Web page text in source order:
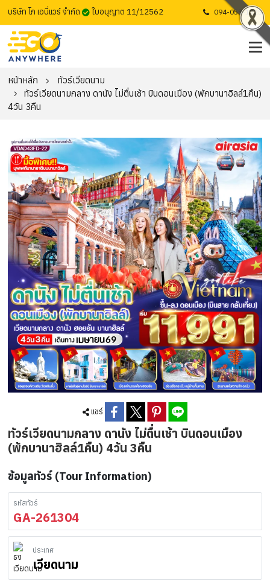
บริษัท โก เอนี่แวร์ จำกัด ใบอนุญาต 11/12562 094-053-1725
หน้าหลัก
ทัวร์เวียดนาม
ทัวร์เวียดนามกลาง ดานัง ไม่ตื่นเช้า บินดอนเมือง (พักบานาฮิลล์1คืน)
4วัน 3คืน
แชร์
ทัวร์เวียดนามกลาง ดานัง ไม่ตื่นเช้า บินดอนเมือง
(พักบานาฮิลล์1คืน) 4วัน 3คืน
ข้อมูลทัวร์ (Tour Information)
รหัสทัวร์
GA-261304
ประเทศ
เวียดนาม